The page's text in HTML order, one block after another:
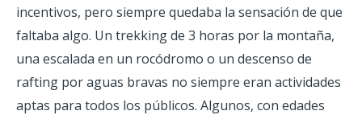
incentivos, pero siempre quedaba la sensación de que
faltaba algo. Un trekking de 3 horas por la montaña,
una escalada en un rocódromo o un descenso de
rafting por aguas bravas no siempre eran actividades
aptas para todos los públicos. Algunos, con edades